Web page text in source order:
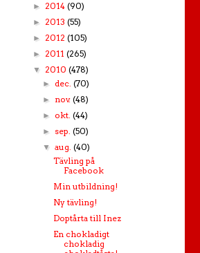
► 2014 (90)
► 2013 (55)
► 2012 (105)
► 2011 (265)
▼ 2010 (478)
► dec.(70)
► nov.(48)
► okt.(44)
►sep.(50)
▼aug.(40)
Tävling på
Facebook
Min utbildning!
Ny tävling!
Doptårta till Inez
En chokladigt
chokladig